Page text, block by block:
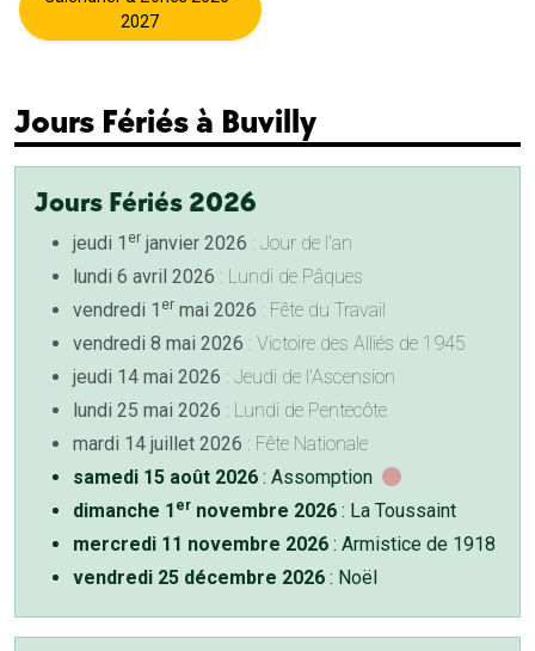
2027
Jours Fériés à Buvilly
Jours Fériés 2026
jeudi 1 er janvier 2026 : Jour de l'an
lundi 6 avril 2026 : Lundi de Pâques
vendredi 1 er mai 2026 : Fête du Travail
vendredi 8 mai 2026 : Victoire des Alliés de 1945
jeudi 14 mai 2026 : Jeudi de l'Ascension
lundi 25 mai 2026 : Lundi de Pentecôte
mardi 14 juillet 2026 : Fête Nationale
samedi 15 août 2026 : Assomption
dimanche 1 er novembre 2026 : La Toussaint
mercredi 11 novembre 2026 : Armistice de 1918
vendredi 25 décembre 2026 : Noël